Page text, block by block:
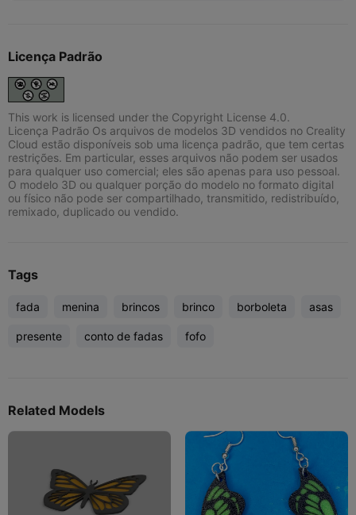
Licença Padrão
This work is licensed under the Copyright License 4.0.
Licença Padrão Os arquivos de modelos 3D vendidos no Creality
Cloud estão disponíveis sob uma licença padrão, que tem certas
restrições. Em particular, esses arquivos não podem ser usados
para qualquer uso comercial; eles são apenas para uso pessoal.
O modelo 3D ou qualquer porção do modelo no formato digital
ou físico não pode ser compartilhado, transmitido, redistribuído,
remixado, duplicado ou vendido.
Tags
fada menina brincos brinco borboleta asas
presente conto de fadas fofo
Related Models